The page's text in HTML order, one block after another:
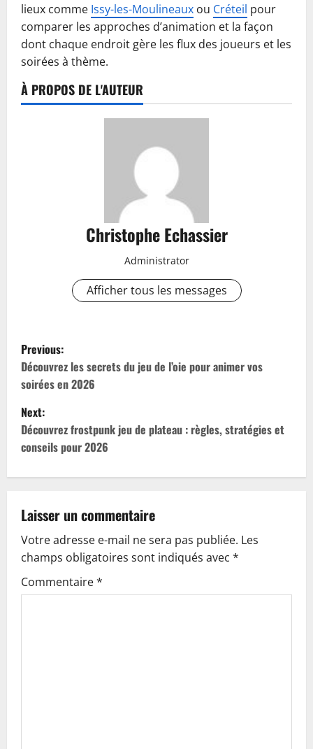
lieux comme Issy-les-Moulineaux ou Créteil pour
comparer les approches d’animation et la façon
dont chaque endroit gère les flux des joueurs et les
soirées à thème.
À PROPOS DE L'AUTEUR
Christophe Echassier
Administrator
Afficher tous les messages
P
o
s
t
n
v
i
g
Previous:
Découvrez les secrets du jeu de l’oie pour animer vos
soirées en 2026
Next:
Découvrez frostpunk jeu de plateau : règles, stratégies et
conseils pour 2026
Laisser un commentaire
Votre adresse e-mail ne sera pas publiée. Les
champs obligatoires sont indiqués avec *
Commentaire*